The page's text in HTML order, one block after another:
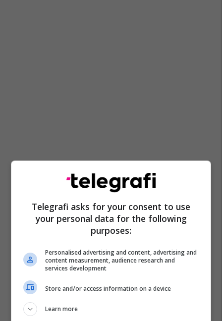
Telegrafi asks for your consent to use
your personal data for the following
purposes:
Personalised advertising and content, advertising and
content measurement, audience research and
services development
Store and/or access information on a device
Learn more